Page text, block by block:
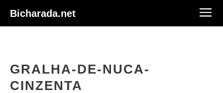
Bicharada.net
GRALHA-DE-NUCA-
CINZENTA